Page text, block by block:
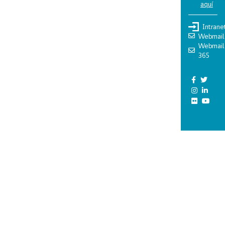
aquí
Webmail
Webmail
365